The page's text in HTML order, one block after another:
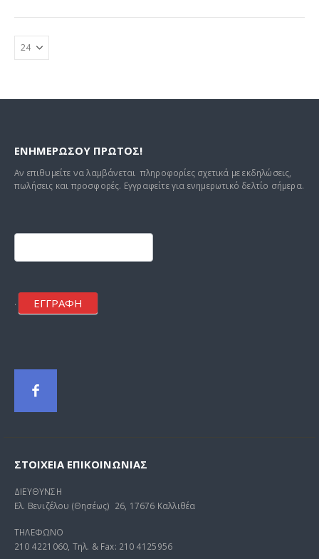
ΕΝΗΜΕΡΩΣΟΥ ΠΡΩΤΟΣ!
Αν επιθυμείτε να λαμβάνεται πληροφορίες σχετικά με εκδηλώσεις,
πωλήσεις και προσφορές. Εγγραφείτε για ενημερωτικό δελτίο σήμερα.
mailchimp
. ΕΓΓΡΑΦΗ
ΣΤΟΙΧΕΊΑ ΕΠΙΚΟΙΝΩΝΊΑΣ
ΔΙΕΥΘΥΝΣΗ
Ελ. Βενιζέλου (Θησέως) 26, 17676 Καλλιθέα
ΤΗΛΕΦΩΝΟ
210 4221060, Τηλ. & Fax: 210 4125956